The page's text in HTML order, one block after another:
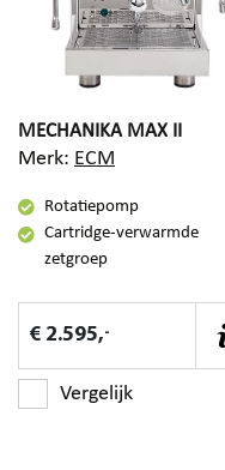
MECHANIKA MAX II
Merk: ECM
Rotatiepomp
Cartridge-verwarmde
zetgroep
€ 2.595,-
Vergelijk